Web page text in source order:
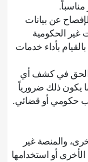
.
عن بيانات
الحكومية
بأداء خدمات
الحق في كشف أي
ذلك ضرورياً
حكومي أو قضائي.
والمنصة غير
أو استخدامها